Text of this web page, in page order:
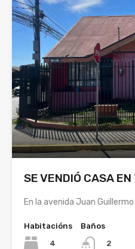
SE VENDIÓ CASA
En la avenida Juan
Habitacións
4
Baños
2